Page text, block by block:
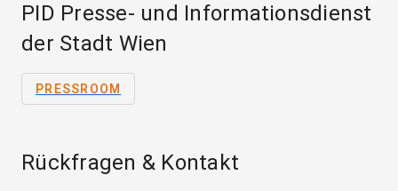
PID Presse- und Informationsdienst
der Stadt Wien
PRESSROOM
Rückfragen & Kontakt